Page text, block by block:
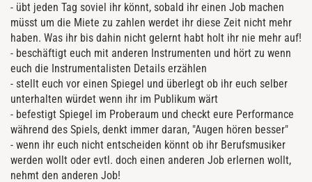
- übt jeden Tag soviel ihr könnt, sobald ihr einen Job machen
müsst um die Miete zu zahlen werdet ihr diese Zeit nicht mehr
haben. Was ihr bis dahin nicht gelernt habt holt ihr nie mehr auf!
- beschäftigt euch mit anderen Instrumenten und hört zu wenn
euch die Instrumentalisten Details erzählen
- stellt euch vor einen Spiegel und überlegt ob ihr euch selber
unterhalten würdet wenn ihr im Publikum wärt
- befestigt Spiegel im Proberaum und checkt eure Performance
während des Spiels, denkt immer daran, "Augen hören besser"
- wenn ihr euch nicht entscheiden könnt ob ihr Berufsmusiker
werden wollt oder evtl. doch einen anderen Job erlernen wollt,
nehmt den anderen Job!